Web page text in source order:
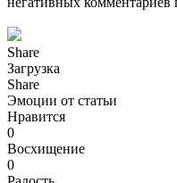
Share
Загрузка
Share
Эмоции от статьи
Нравится
0
Восхищение
0